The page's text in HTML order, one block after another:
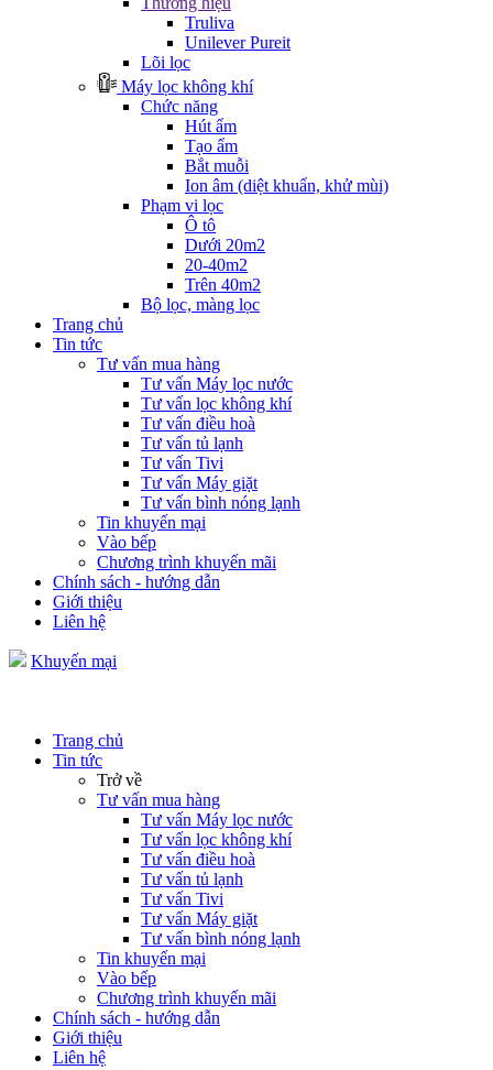
Truliva
Unilever Pureit
Lõi lọc
Máy lọc không khí
Chức năng
Hút ẩm
Tạo ẩm
Bắt muỗi
Ion âm (diệt khuẩn, khử mùi)
Phạm vi lọc
Ô tô
Dưới 20m2
20-40m2
Trên 40m2
Bộ lọc, màng lọc
Trang chủ
Tin tức
Tư vấn mua hàng
Tư vấn Máy lọc nước
Tư vấn lọc không khí
Tư vấn điều hoà
Tư vấn tủ lạnh
Tư vấn Tivi
Tư vấn Máy giặt
Tư vấn bình nóng lạnh
Tin khuyến mại
Vào bếp
Chương trình khuyến mãi
Chính sách - hướng dẫn
Giới thiệu
Liên hệ
Khuyến mại
Trang chủ
Tin tức
Trở về
Tư vấn mua hàng
Tư vấn Máy lọc nước
Tư vấn lọc không khí
Tư vấn điều hoà
Tư vấn tủ lạnh
Tư vấn Tivi
Tư vấn Máy giặt
Tư vấn bình nóng lạnh
Tin khuyến mại
Vào bếp
Chương trình khuyến mãi
Chính sách - hướng dẫn
Giới thiệu
Liên hệ